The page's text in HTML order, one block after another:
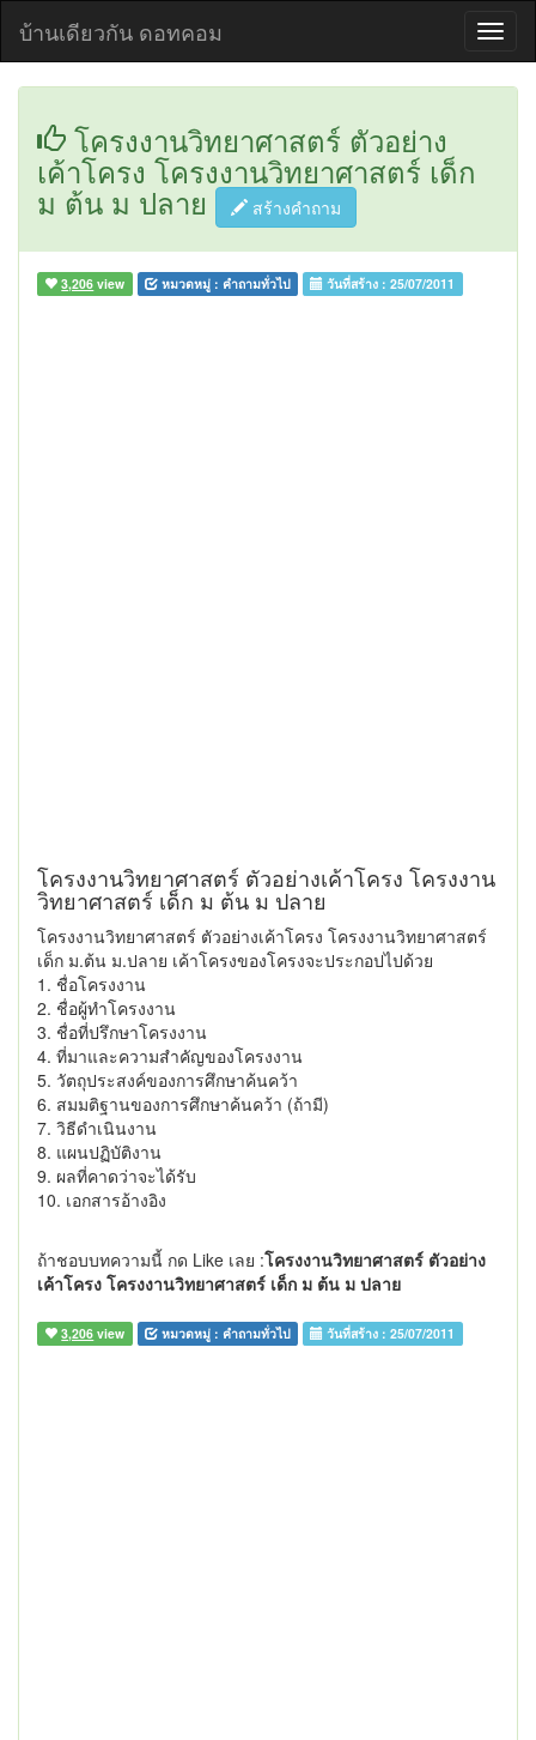
บ้านเดียวกัน ดอทคอม
โครงงานวิทยาศาสตร์ ตัวอย่าง
เค้าโครง โครงงานวิทยาศาสตร์ เด็ก
ม ต้น ม ปลาย สร้างคำถาม
3,206 view หมวดหมู่ : คำถามทั่วไป วันที่สร้าง :25/07/2011
โครงงานวิทยาศาสตร์ ตัวอย่างเค้าโครง โครงงาน
วิทยาศาสตร์ เด็ก ม ต้น ม ปลาย
โครงงานวิทยาศาสตร์ ตัวอย่างเค้าโครง โครงงานวิทยาศาสตร์
เด็ก ม.ต้น ม.ปลาย เค้าโครงของโครงจะประกอปไปด้วย
1. ชื่อโครงงาน
2. ชื่อผู้ทำโครงงาน
3. ชื่อที่ปรึกษาโครงงาน
4. ที่มาและความสำคัญของโครงงาน
5. วัตถุประสงค์ของการศึกษาค้นคว้า
6. สมมติฐานของการศึกษาค้นคว้า (ถ้ามี)
7. วิธีดำเนินงาน
8. แผนปฏิบัติงาน
9. ผลที่คาดว่าจะได้รับ
10. เอกสารอ้างอิง
ถ้าชอบบทความนี้ กด Like เลย :โครงงานวิทยาศาสตร์ ตัวอย่าง
เค้าโครง โครงงานวิทยาศาสตร์ เด็ก ม ต้น ม ปลาย
3,206 view หมวดหมู่ : คำถามทั่วไป วันที่สร้าง :25/07/2011